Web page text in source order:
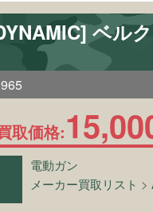
ベル
取価格:
電動ガン
メーカー買取リスト >